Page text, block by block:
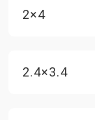
2×4
2.4×3.4